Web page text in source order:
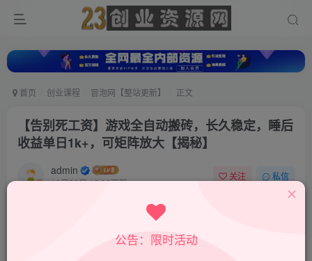
首页 创业课程 冒泡网【整站更新】 正文
【告别死工资】游戏全自动搬砖，长久稳定，睡后
收益单日1k+，可矩阵放大【揭秘】
admin
10月30日 16:36更新
关注 私信
公告：限时活动